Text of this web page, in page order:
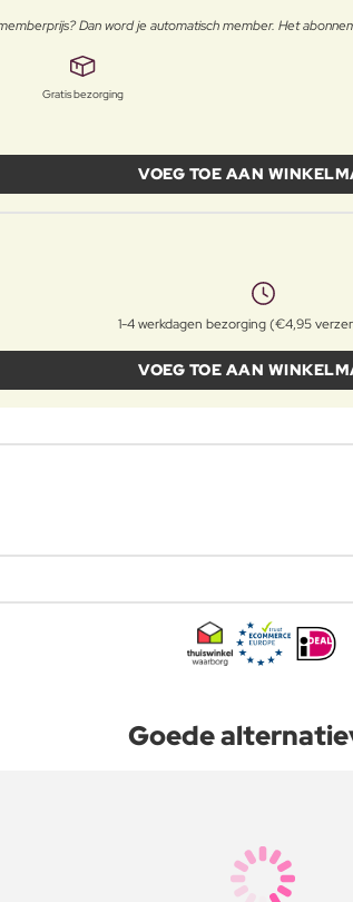
Dan word je automatisch member. Het
Gratis bezorging
VOEG TOE AAN
1-4 werkdagen bezorging (€4,95
VOEG TOE AAN
Goede